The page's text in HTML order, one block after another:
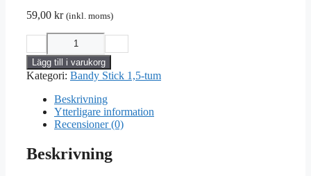
59,00 kr (inkl. moms)
Stick
1,5-
mängd
Lägg till i varukorg
Kategori: Bandy Stick 1,5-tum
Beskrivning
Ytterligare information
Recensioner (0)
Beskrivning